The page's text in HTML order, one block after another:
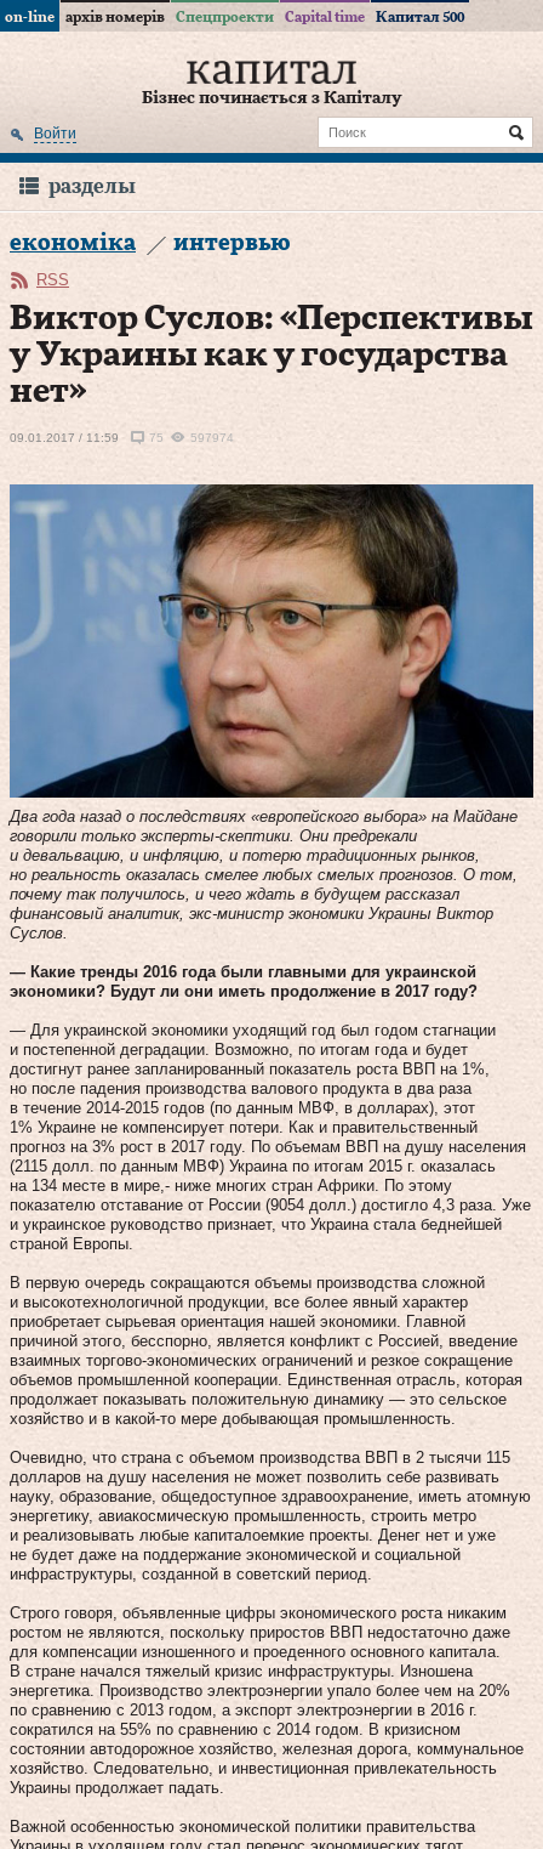
on-line архів номерів Спецпроекти Capital time Капитал 500
Бізнес починається з Капіталу
Войти
разделы
економіка интервью
RSS
Виктор Суслов: «Перспективы
у Украины как у государства
нет»
09.01.2017 / 11:59 75 597974
Два года назад о последствиях «европейского выбора» на Майдане
говорили только эксперты-скептики. Они предрекали
и девальвацию, и инфляцию, и потерю традиционных рынков,
но реальность оказалась смелее любых смелых прогнозов. О том,
почему так получилось, и чего ждать в будущем рассказал
финансовый аналитик, экс-министр экономики Украины Виктор
Суслов.
— Какие тренды 2016 года были главными для украинской
экономики? Будут ли они иметь продолжение в 2017 году?
— Для украинской экономики уходящий год был годом стагнации
и постепенной деградации. Возможно, по итогам года и будет
достигнут ранее запланированный показатель роста ВВП на 1%,
но после падения производства валового продукта в два раза
в течение 2014-2015 годов (по данным МВФ, в долларах), этот
1% Украине не компенсирует потери. Как и правительственный
прогноз на 3% рост в 2017 году. По объемам ВВП на душу населения
(2115 долл. по данным МВФ) Украина по итогам 2015 г. оказалась
на 134 месте в мире,- ниже многих стран Африки. По этому
показателю отставание от России (9054 долл.) достигло 4,3 раза. Уже
и украинское руководство признает, что Украина стала беднейшей
страной Европы.
В первую очередь сокращаются объемы производства сложной
и высокотехнологичной продукции, все более явный характер
приобретает сырьевая ориентация нашей экономики. Главной
причиной этого, бесспорно, является конфликт с Россией, введение
взаимных торгово-экономических ограничений и резкое сокращение
объемов промышленной кооперации. Единственная отрасль, которая
продолжает показывать положительную динамику — это сельское
хозяйство и в какой-то мере добывающая промышленность.
Очевидно, что страна с объемом производства ВВП в 2 тысячи 115
долларов на душу населения не может позволить себе развивать
науку, образование, общедоступное здравоохранение, иметь атомную
энергетику, авиакосмическую промышленность, строить метро
и реализовывать любые капиталоемкие проекты. Денег нет и уже
не будет даже на поддержание экономической и социальной
инфраструктуры, созданной в советский период.
Строго говоря, объявленные цифры экономического роста никаким
ростом не являются, поскольку приростов ВВП недостаточно даже
для компенсации изношенного и проеденного основного капитала.
В стране начался тяжелый кризис инфраструктуры. Изношена
энергетика. Производство электроэнергии упало более чем на 20%
по сравнению с 2013 годом, а экспорт электроэнергии в 2016 г.
сократился на 55% по сравнению с 2014 годом. В кризисном
состоянии автодорожное хозяйство, железная дорога, коммунальное
хозяйство. Следовательно, и инвестиционная привлекательность
Украины продолжает падать.
Важной особенностью экономической политики правительства